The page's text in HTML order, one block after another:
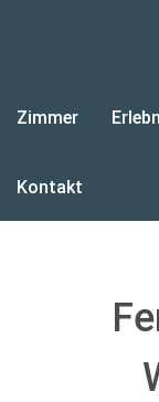
Zimmer
Kontakt